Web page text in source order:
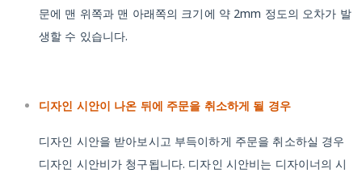
문에 맨 위쪽과 맨 아래쪽의 크기에 약 2mm 정도의 오차가 발
생할 수 있습니다.
디자인 시안이 나온 뒤에 주문을 취소하게 될 경우
디자인 시안을 받아보시고 부득이하게 주문을 취소하실 경우
디자인 시안비가 청구됩니다. 디자인 시안비는 디자이너의 시